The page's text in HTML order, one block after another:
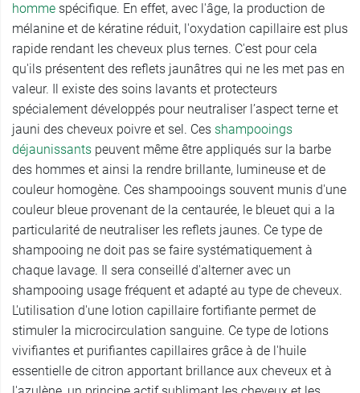
homme spécifique. En effet, avec l'âge, la production de
mélanine et de kératine réduit, l'oxydation capillaire est plus
rapide rendant les cheveux plus ternes. C'est pour cela
qu'ils présentent des reflets jaunâtres qui ne les met pas en
valeur. Il existe des soins lavants et protecteurs
spécialement développés pour neutraliser l’aspect terne et
jauni des cheveux poivre et sel. Ces shampooings
déjaunissants peuvent même être appliqués sur la barbe
des hommes et ainsi la rendre brillante, lumineuse et de
couleur homogène. Ces shampooings souvent munis d'une
couleur bleue provenant de la centaurée, le bleuet qui a la
particularité de neutraliser les reflets jaunes. Ce type de
shampooing ne doit pas se faire systématiquement à
chaque lavage. Il sera conseillé d'alterner avec un
shampooing usage fréquent et adapté au type de cheveux.
L'utilisation d'une lotion capillaire fortifiante permet de
stimuler la microcirculation sanguine. Ce type de lotions
vivifiantes et purifiantes capillaires grâce à de l'huile
essentielle de citron apportant brillance aux cheveux et à